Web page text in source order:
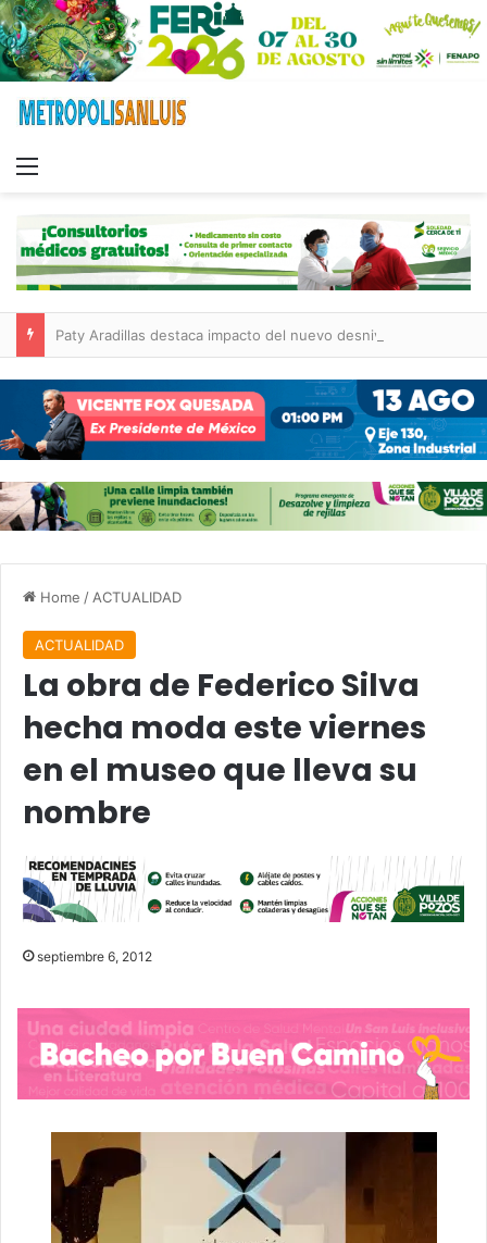
Home / ACTUALIDAD
ACTUALIDAD
La obra de Federico Silva
hecha moda este viernes
en el museo que lleva su
nombre
septiembre 6, 2012